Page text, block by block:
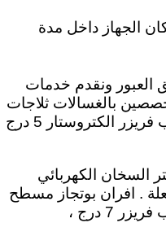
الجهاز داخل مدة
العبور ونقدم خدمات
بالغسالات ثلاجات
14 قدم ، 18 قدم ، 16 قدم ، ديب فريزر الكتروستار 5 درج
5 شعلة . افران بوتجاز مسطح
7 درج ،